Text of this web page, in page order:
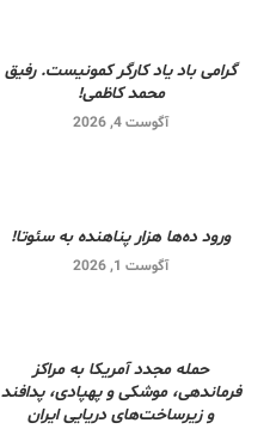
گرامی باد یاد کارگر کمونیست. رفیق
محمد کاظمی!
آگوست 4, 2026
ورود ده‌ها هزار پناهنده به سئوتا!
آگوست 1, 2026
حمله مجدد آمریکا به مراکز
فرماندهی، موشکی و پهپادی، پدافند
و زیرساخت‌های دریایی ایران